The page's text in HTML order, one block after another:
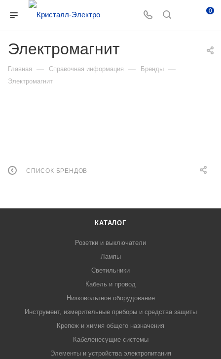
0
Электромагнит
Главная — Справочная информация — Бренды —
Электромагнит
СПИСОК БРЕНДОВ
КАТАЛОГ
Розетки и выключатели
Лампы
Светильники
Кабель и провод
Низковольтное оборудование
Инструмент, измерительные приборы и средства защиты
Крепеж и химия общего назначения
Кабеленесущие системы
Элементы и устройства электропитания